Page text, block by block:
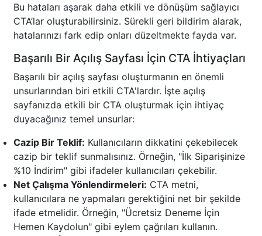
Bu hataları aşarak daha etkili ve dönüşüm sağlayıcı
CTA’lar oluşturabilirsiniz. Sürekli geri bildirim alarak,
hatalarınızı fark edip onları düzeltmekte fayda var.
Başarılı Bir Açılış Sayfası İçin CTA İhtiyaçları
Başarılı bir açılış sayfası oluşturmanın en önemli
unsurlarından biri etkili CTA'lardır. İşte açılış
sayfanızda etkili bir CTA oluşturmak için ihtiyaç
duyacağınız temel unsurlar:
Cazip Bir Teklif: Kullanıcıların dikkatini çekebilecek
cazip bir teklif sunmalısınız. Örneğin, "İlk Siparişinize
%10 İndirim" gibi ifadeler kullanıcıları çekebilir.
Net Çalışma Yönlendirmeleri: CTA metni,
kullanıcılara ne yapmaları gerektiğini net bir şekilde
ifade etmelidir. Örneğin, "Ücretsiz Deneme İçin
Hemen Kaydolun" gibi eylem çağrıları kullanın.